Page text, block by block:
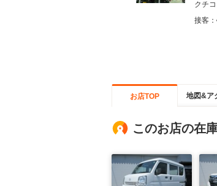
クチ
接客：
お店TOP 地図&ア
このお店の在